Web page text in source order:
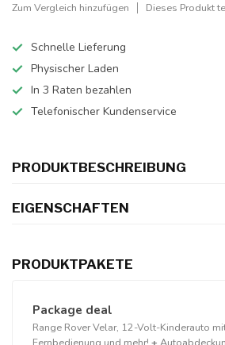
Zum Vergleich hinzufügen Dieses Produkt
Schnelle Lieferung
Physischer Laden
In 3 Raten bezahlen
Telefonischer Kundenservice
PRODUKTBESCHREIBUNG
EIGENSCHAFTEN
PRODUKTPAKETE
Package deal
Range Rover Velar, 12-Volt-Kinderauto